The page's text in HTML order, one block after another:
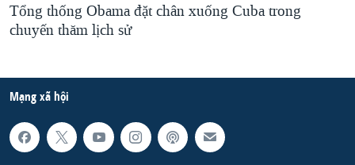
Tổng thống Obama đặt chân xuống Cuba trong
chuyến thăm lịch sử
Mạng xã hội